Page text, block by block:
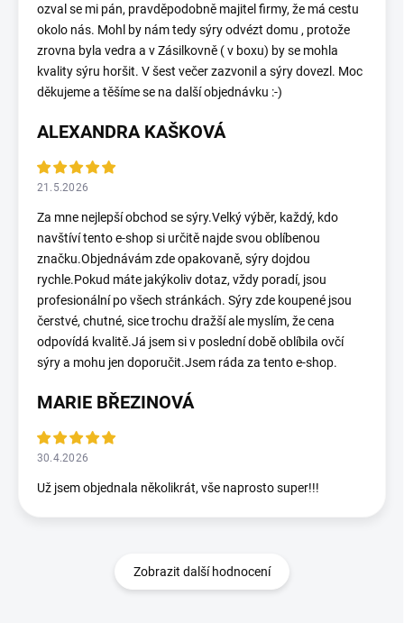
ozval se mi pán, pravděpodobně majitel firmy, že má cestu
okolo nás. Mohl by nám tedy sýry odvézt domu , protože
zrovna byla vedra a v Zásilkovně ( v boxu) by se mohla
kvality sýru horšit. V šest večer zazvonil a sýry dovezl. Moc
děkujeme a těšíme se na další objednávku :-)
ALEXANDRA KAŠKOVÁ
21.5.2026
Za mne nejlepší obchod se sýry.Velký výběr, každý, kdo
navštíví tento e-shop si určitě najde svou oblíbenou
značku.Objednávám zde opakovaně, sýry dojdou
rychle.Pokud máte jakýkoliv dotaz, vždy poradí, jsou
profesionální po všech stránkách. Sýry zde koupené jsou
čerstvé, chutné, sice trochu dražší ale myslím, že cena
odpovídá kvalitě.Já jsem si v poslední době oblíbila ovčí
sýry a mohu jen doporučit.Jsem ráda za tento e-shop.
MARIE BŘEZINOVÁ
30.4.2026
Už jsem objednala několikrát, vše naprosto super!!!
Zobrazit další hodnocení